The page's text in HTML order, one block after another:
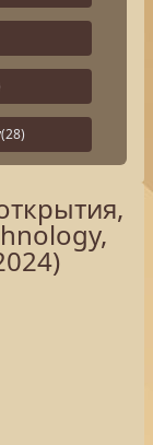
(28)